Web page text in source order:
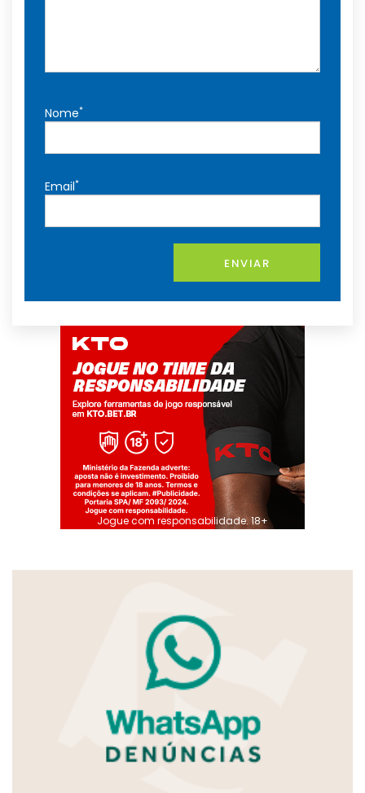
Nome*
Email*
ENVIAR
Jogue com responsabilidade. 18+